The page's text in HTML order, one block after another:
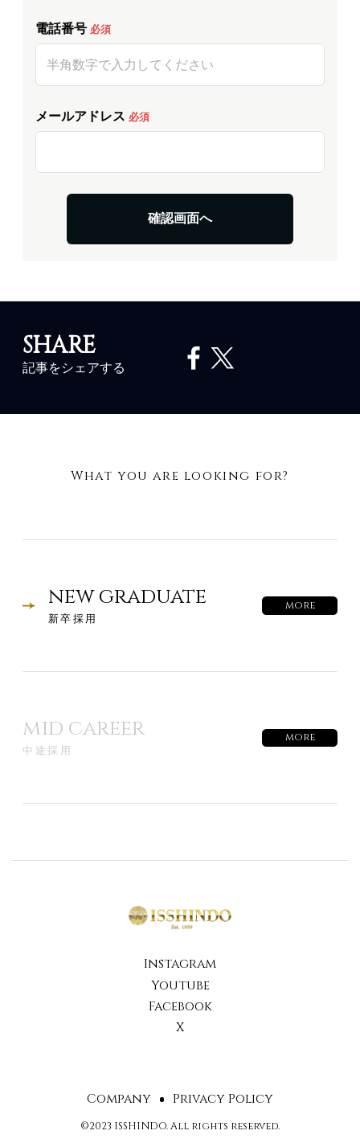
電話番号 必須
メールアドレス 必須
SHARE
記事をシェアする
What you are looking for?
new graduate
新卒採用
more
mid career
中途採用
more
Instagram
Youtube
Facebook
X
Company Privacy Policy
©2023 ISSHINDO. All rights reserved.